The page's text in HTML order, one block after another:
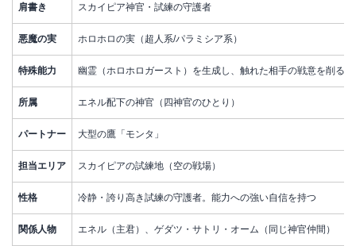
肩書き スカイピア神官・試練の守護者
悪魔の実 ホロホロの実（超人系/パラミシア系）
特殊能力 幽霊（ホロホロガースト）を生成し、触れた相手の戦意を削る
所属 エネル配下の神官（四神官のひとり）
パートナー 大型の鷹「モンタ」
担当エリア スカイピアの試練地（空の戦場）
性格 冷静・誇り高き試練の守護者。能力への強い自信を持つ
関係人物 エネル（主君）、ゲダツ・サトリ・オーム（同じ神官仲間）